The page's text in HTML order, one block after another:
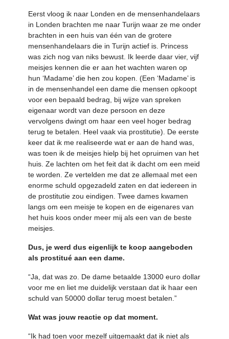
Eerst vloog ik naar Londen en de mensenhandelaars
in Londen brachten me naar Turijn waar ze me onder
brachten in een huis van één van de grotere
mensenhandelaars die in Turijn actief is. Princess
was zich nog van niks bewust. Ik leerde daar vier, vijf
meisjes kennen die er aan het wachten waren op
hun ‘Madame’ die hen zou kopen. (Een ‘Madame’ is
in de mensenhandel een dame die mensen opkoopt
voor een bepaald bedrag, bij wijze van spreken
eigenaar wordt van deze persoon en deze
vervolgens dwingt om haar een veel hoger bedrag
terug te betalen. Heel vaak via prostitutie). De eerste
keer dat ik me realiseerde wat er aan de hand was,
was toen ik de meisjes hielp bij het opruimen van het
huis. Ze lachten om het feit dat ik dacht om een meid
te worden. Ze vertelden me dat ze allemaal met een
enorme schuld opgezadeld zaten en dat iedereen in
de prostitutie zou eindigen. Twee dames kwamen
langs om een meisje te kopen en de eigenares van
het huis koos onder meer mij als een van de beste
meisjes.
Dus, je werd dus eigenlijk te koop aangeboden
als prostitué aan een dame.
“Ja, dat was zo. De dame betaalde 13000 euro dollar
voor me en liet me duidelijk verstaan dat ik haar een
schuld van 50000 dollar terug moest betalen.”
Wat was jouw reactie op dat moment.
“Ik had toen voor mezelf uitgemaakt dat ik niet als